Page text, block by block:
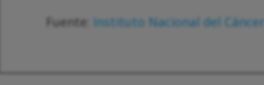
Fuente: Instituto Nacional del Cáncer